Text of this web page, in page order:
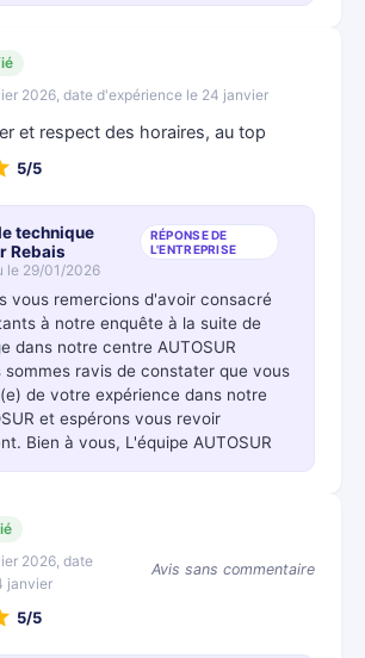
2026, date d'expérience le 24 janvier
et respect des horaires, au top
5/5
technique
Rebais
RÉPONSE DE
L'ENTREPRISE
le 29/01/2026
vous remercions d'avoir consacré
à notre enquête à la suite de
dans notre centre AUTOSUR
sommes ravis de constater que vous
de votre expérience dans notre
et espérons vous revoir
Bien à vous, L'équipe AUTOSUR
2026, date
janvier
Avis sans commentaire
5/5